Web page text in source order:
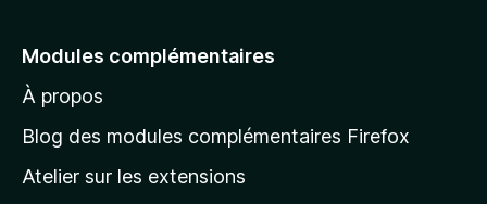
e
à
l
p
Modules complémentaires
À propos
Blog des modules complémentaires Firefox
Atelier sur les extensions